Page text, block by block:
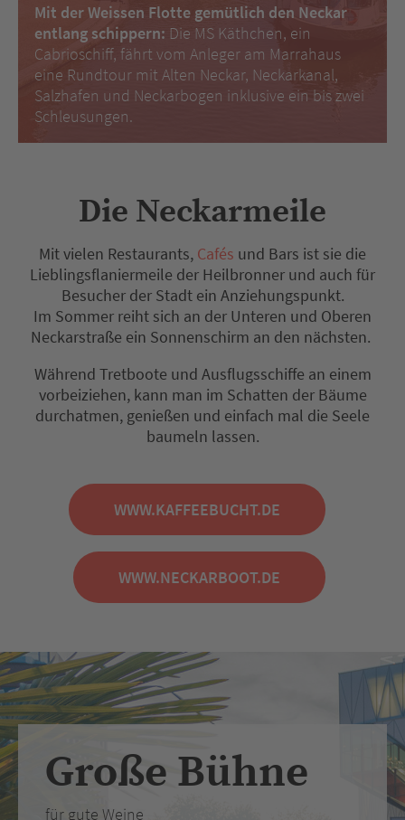
Mit der Weissen Flotte gemütlich den Neckar
entlang schippern: Die MS Käthchen, ein
Cabrioschiff, fährt vom Anleger am Marrahaus
eine Rundtour mit Alten Neckar, Neckarkanal,
Salzhafen und Neckarbogen inklusive ein bis zwei
Schleusungen.
Die Neckarmeile
Mit vielen Restaurants, Cafés und Bars ist sie die
Lieblingsflaniermeile der Heilbronner und auch für
Besucher der Stadt ein Anziehungspunkt.
Im Sommer reiht sich an der Unteren und Oberen
Neckarstraße ein Sonnenschirm an den nächsten.
Während Tretboote und Ausflugsschiffe an einem
vorbeiziehen, kann man im Schatten der Bäume
durchatmen, genießen und einfach mal die Seele
baumeln lassen.
WWW.KAFFEEBUCHT.DE
WWW.NECKARBOOT.DE
Große Bühne
für gute Weine